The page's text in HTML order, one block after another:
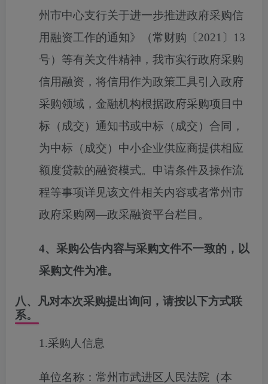
州市中心支行关于进一步推进政府采购信
用融资工作的通知》（常财购〔 2021 〕 13
号）等有关文件精神，我市实行政府采购
信用融资，将信用作为政策工具引入政府
采购领域，金融机构根据政府采购项目中
标（成交）通知书或中标（成交）合同，
为中标（成交）中小企业供应商提供相应
额度贷款的融资模式。申请条件及操作流
程等事项详见该文件相关内容或者常州市
政府采购网—政采融资平台栏目。
4、采购公告内容与采购文件不一致的，以
采购文件为准。
八、凡对本次采购提出询问，请按以下方式联
系。
1.采购人信息
单位名称：常州市武进区人民法院（本